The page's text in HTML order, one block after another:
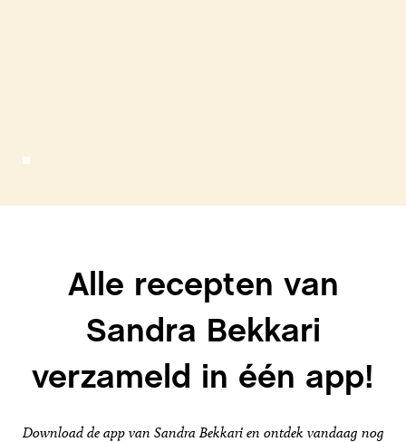
Alle recepten van
Sandra Bekkari
verzameld in één app!
Download de app van Sandra Bekkari en ontdek vandaag nog